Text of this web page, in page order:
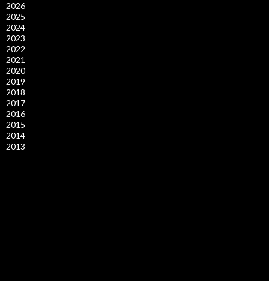
2026
2025
2024
2023
2022
2021
2020
2019
2018
2017
2016
2015
2014
2013